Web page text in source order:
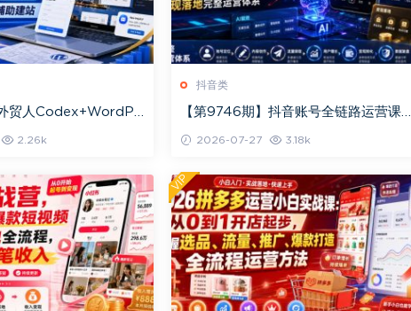
贸人Codex+WordPr
2.26k
抖音类
【第9746期】抖音账号全链路运营课，
现落地完整
2026-07-27 3.18k
VIP